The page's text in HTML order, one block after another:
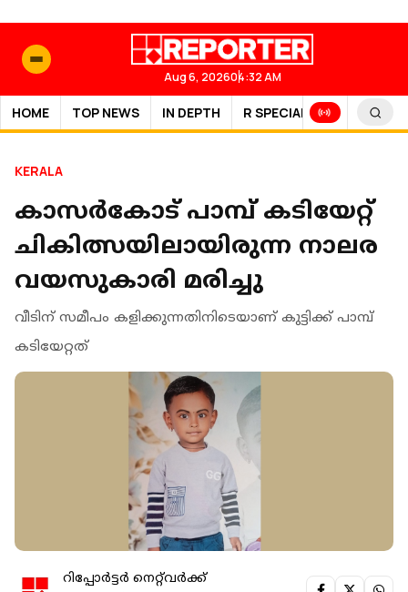
Aug 6, 202604:32 AM
HOME TOP NEWS IN DEPTH R SPECIAL SPORTS
KERALA
കാസര്‍കോട് പാമ്പ് കടിയേറ്റ്
ചികിത്സയിലായിരുന്ന നാലര
വയസുകാരി മരിച്ചു
വീടിന് സമീപം കളിക്കുന്നതിനിടെയാണ് കുട്ടിക്ക് പാമ്പ്
കടിയേറ്റത്
റിപ്പോർട്ടർ നെറ്റ്‌വര്‍ക്ക്‌